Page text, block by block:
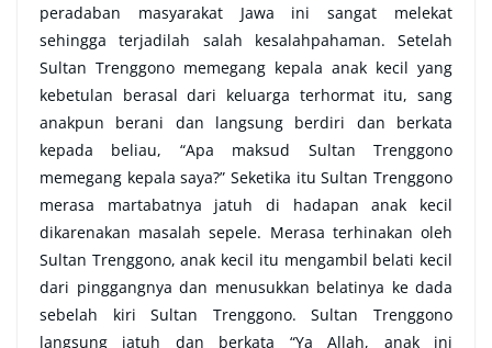
peradaban masyarakat Jawa ini sangat melekat
sehingga terjadilah salah kesalahpahaman. Setelah
Sultan Trenggono memegang kepala anak kecil yang
kebetulan berasal dari keluarga terhormat itu, sang
anakpun berani dan langsung berdiri dan berkata
kepada beliau, “Apa maksud Sultan Trenggono
memegang kepala saya?” Seketika itu Sultan Trenggono
merasa martabatnya jatuh di hadapan anak kecil
dikarenakan masalah sepele. Merasa terhinakan oleh
Sultan Trenggono, anak kecil itu mengambil belati kecil
dari pinggangnya dan menusukkan belatinya ke dada
sebelah kiri Sultan Trenggono. Sultan Trenggono
langsung jatuh dan berkata “Ya Allah, anak ini